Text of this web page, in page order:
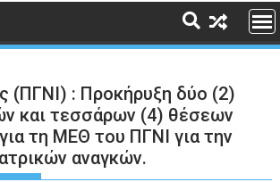
(ΠΓΝΙ) : Προκήρυξη δύο (2)
και τεσσάρων (4) θέσεων
τη ΜΕΘ του ΠΓΝΙ για την
αναγκών.